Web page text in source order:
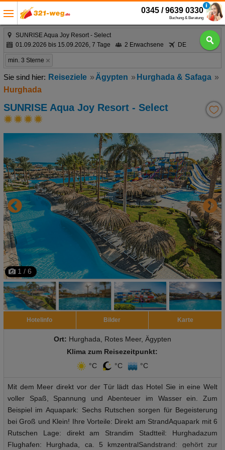
0345 / 9639 0330
Buchung & Beratung
SUNRISE Aqua Joy Resort - Select
01.09.2026 bis 15.09.2026, 7 Tage
2 Erwachsene DE
min. 3 Sterne
Reiseziele Ägypten
Hurghada & Safaga
Hurghada
SUNRISE Aqua Joy Resort - Select
1 / 6
Hotelinfo Bilder Karte
Ort: Hurghada, Rotes Meer, Ägypten
Klima zum Reisezeitpunkt:
°C
°C °C
Mit dem Meer direkt vor der Tür lädt das Hotel Sie in eine Welt
voller Spaß, Spannung und Abenteuer im Wasser ein. Zum
Beispiel im Aquapark: Sechs Rutschen sorgen für Begeisterung
bei Groß und Klein! Ihre Vorteile: Direkt am StrandAquapark mit 6
Rutschen Lage: direkt am Strandim Stadtteil: Hurghadazum
Flughafen: Hurghada, ca. 5 kmzentralSandstrand: gehört zur